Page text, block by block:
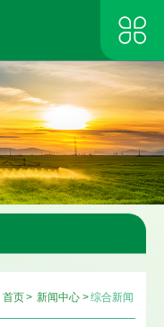
首页> 新闻中心 >综合新闻